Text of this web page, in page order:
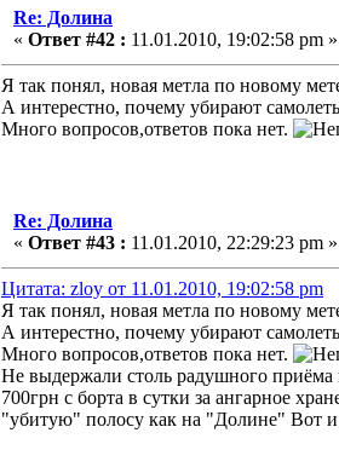
Re: Долина
« Ответ #42 : 11.01.2010, 19:02:58 pm »
Я так понял, новая метла по новому
А интерестно, почему убирают
Много вопросов,ответов пока нет.
Re: Долина
« Ответ #43 : 11.01.2010, 22:29:23 pm »
Цитата: zloy от 11.01.2010, 19:02:58 pm
Я так понял, новая метла по новому
А интерестно, почему убирают
Много вопросов,ответов пока нет.
Не выдержали столь радушного приёма
700грн с борта в сутки за ангарное
"убитую" полосу как на "Долине" Вот